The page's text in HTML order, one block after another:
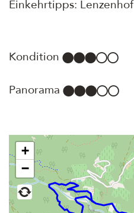
Einkehrtipps: Lenzenhof
Kondition
Panorama
+
−